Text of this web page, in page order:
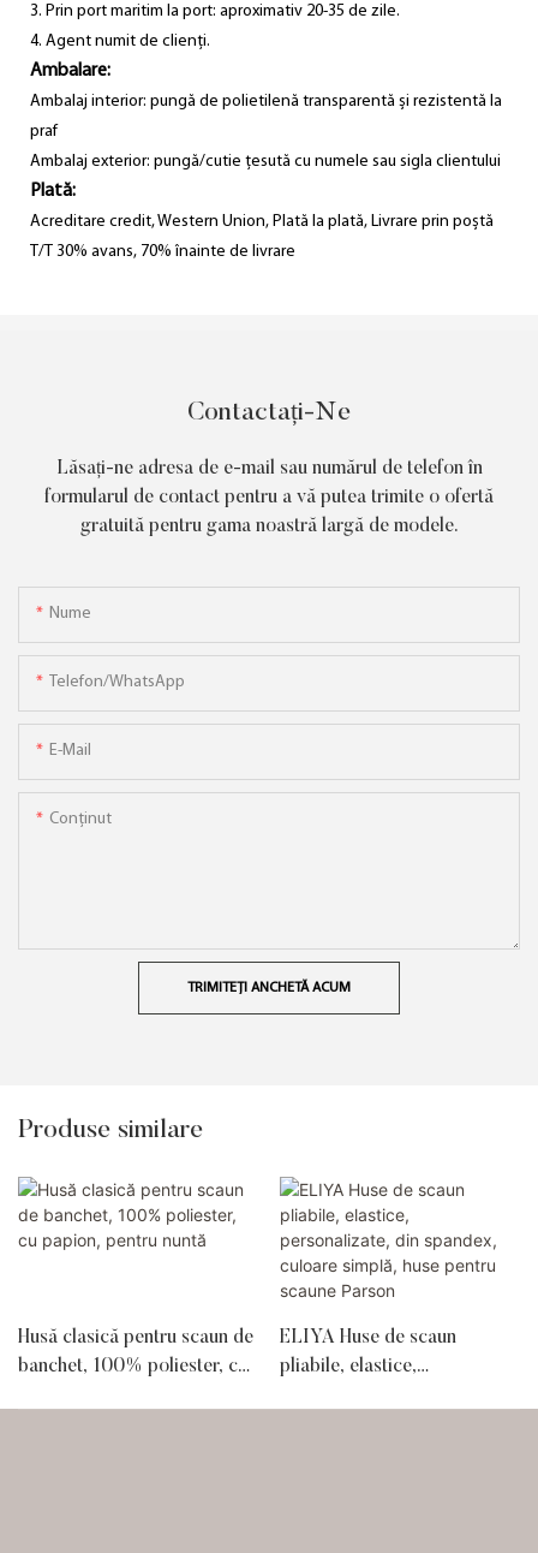
3. Prin port maritim la port: aproximativ 20-35 de zile.
4. Agent numit de clienți.
Ambalare:
Ambalaj interior: pungă de polietilenă transparentă și rezistentă la
praf
Ambalaj exterior: pungă/cutie țesută cu numele sau sigla clientului
Plată:
Acreditare credit, Western Union, Plată la plată, Livrare prin poștă
T/T 30% avans, 70% înainte de livrare
Contactați-Ne
Lăsați-ne adresa de e-mail sau numărul de telefon în
formularul de contact pentru a vă putea trimite o ofertă
gratuită pentru gama noastră largă de modele.
Nume
Telefon/WhatsApp
E-Mail
Conţinut
TRIMITEȚI ANCHETĂ ACUM
Produse similare
Husă clasică pentru scaun de
banchet, 100% poliester, cu
ELIYA Huse de scaun
pliabile, elastice,